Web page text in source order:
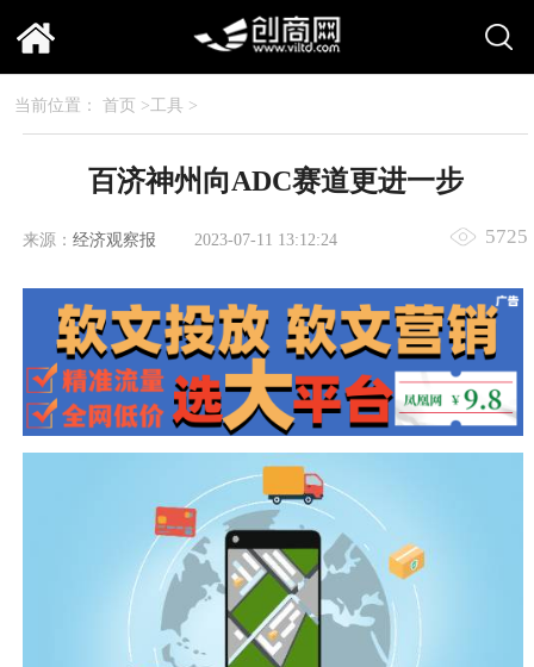
当前位置： 首页 >工具 >
百济神州向ADC赛道更进一步
来源： 经济观察报 2023-07-11 13:12:24 5725